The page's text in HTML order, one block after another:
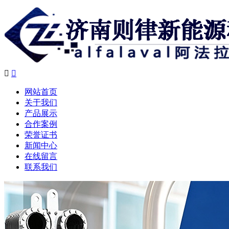
 
网站首页
关于我们
产品展示
合作案例
荣誉证书
新闻中心
在线留言
联系我们